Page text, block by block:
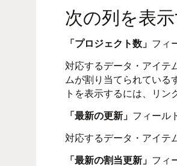
次の列を表
「プロジェクト数」 フィ
対応するデータ・アイテ
ムが割り当てられている
トを表示するには、リ
「最新の更新」 フィール
対応するデータ・アイテ
「最新の割当更新」 フィ